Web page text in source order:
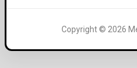
Copyright © 2026